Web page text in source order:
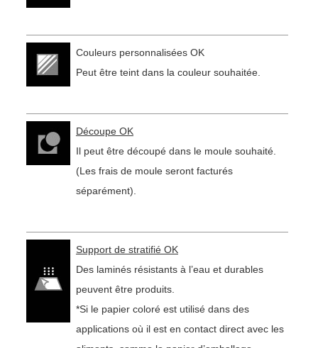
Couleurs personnalisées OK
Peut être teint dans la couleur souhaitée.
Découpe OK
Il peut être découpé dans le moule souhaité.
(Les frais de moule seront facturés
séparément).
Support de stratifié OK
Des laminés résistants à l’eau et durables
peuvent être produits.
*Si le papier coloré est utilisé dans des
applications où il est en contact direct avec les